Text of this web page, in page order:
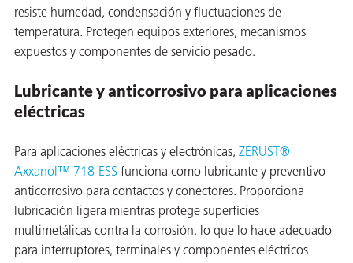
resiste humedad, condensación y fluctuaciones de
temperatura. Protegen equipos exteriores, mecanismos
expuestos y componentes de servicio pesado.
Lubricante y anticorrosivo para aplicaciones
eléctricas
Para aplicaciones eléctricas y electrónicas, ZERUST®
Axxanol™ 718-ESS funciona como lubricante y preventivo
anticorrosivo para contactos y conectores. Proporciona
lubricación ligera mientras protege superficies
multimetálicas contra la corrosión, lo que lo hace adecuado
para interruptores, terminales y componentes eléctricos